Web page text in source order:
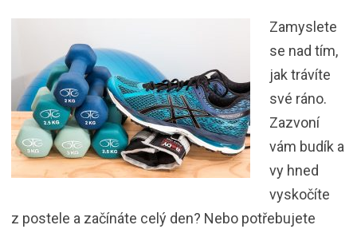
Zamyslete
se nad tím,
jak trávíte
své ráno.
Zazvoní
vám budík a
vy hned
vyskočíte
z postele a začínáte celý den? Nebo potřebujete